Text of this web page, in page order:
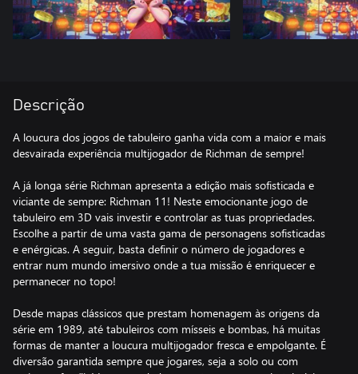
Descrição
A loucura dos jogos de tabuleiro ganha vida com a maior e mais
desvairada experiência multijogador de Richman de sempre!
A já longa série Richman apresenta a edição mais sofisticada e
viciante de sempre: Richman 11! Neste emocionante jogo de
tabuleiro em 3D vais investir e controlar as tuas propriedades.
Escolhe a partir de uma vasta gama de personagens sofisticadas
e enérgicas. A seguir, basta definir o número de jogadores e
entrar num mundo imersivo onde a tua missão é enriquecer e
permanecer no topo!
Desde mapas clássicos que prestam homenagem às origens da
série em 1989, até tabuleiros com mísseis e bombas, há muitas
formas de manter a loucura multijogador fresca e empolgante. É
diversão garantida sempre que jogares, seja a solo ou com